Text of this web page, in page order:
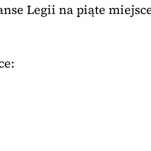
Legii na piąte